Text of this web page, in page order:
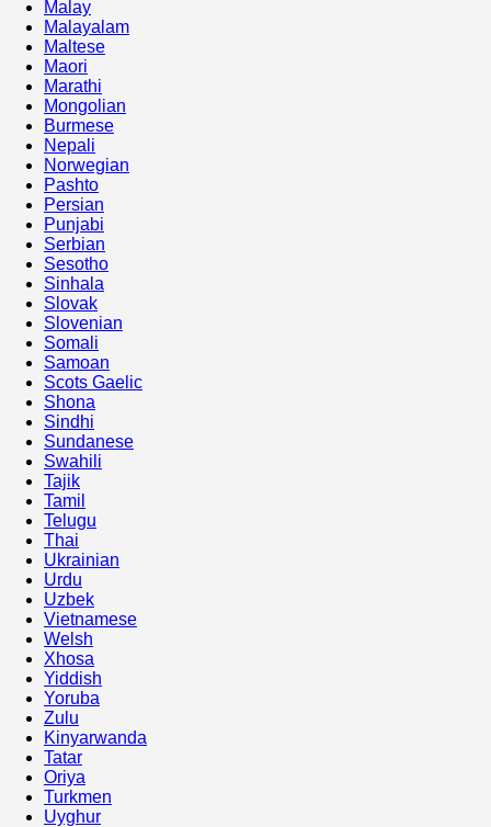
Malay
Malayalam
Maltese
Maori
Marathi
Mongolian
Burmese
Nepali
Norwegian
Pashto
Persian
Punjabi
Serbian
Sesotho
Sinhala
Slovak
Slovenian
Somali
Samoan
Scots Gaelic
Shona
Sindhi
Sundanese
Swahili
Tajik
Tamil
Telugu
Thai
Ukrainian
Urdu
Uzbek
Vietnamese
Welsh
Xhosa
Yiddish
Yoruba
Zulu
Kinyarwanda
Tatar
Oriya
Turkmen
Uyghur